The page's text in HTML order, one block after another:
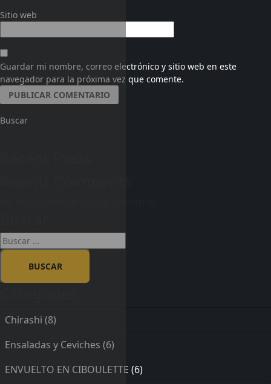
Sitio web
Guardar mi nombre, correo electrónico y sitio web en este
navegador para la próxima vez que comente.
Buscar
Chirashi (8)
Ensaladas y Ceviches (6)
ENVUELTO EN CIBOULETTE (6)